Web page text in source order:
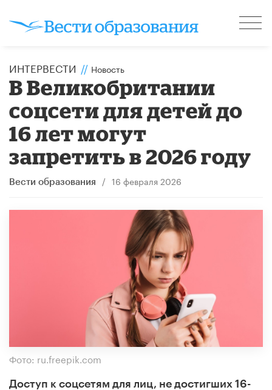
ИНТЕРВЕСТИ // Новость
В Великобритании
соцсети для детей до
16 лет могут
запретить в 2026 году
Вести образования / 16 февраля 2026
Фото: ru.freepik.com
Доступ к соцсетям для лиц, не достигших 16-